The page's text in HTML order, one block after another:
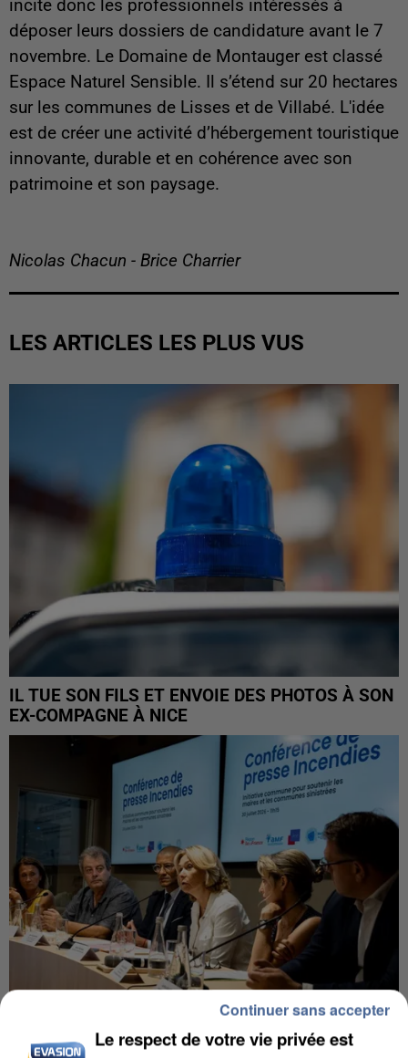
incite donc les professionnels intéressés à
déposer leurs dossiers de candidature avant le 7
novembre. Le Domaine de Montauger est classé
Espace Naturel Sensible. Il s’étend sur 20 hectares
sur les communes de Lisses et de Villabé. L'idée
est de créer une activité d’hébergement touristique
innovante, durable et en cohérence avec son
patrimoine et son paysage.
Nicolas Chacun - Brice Charrier
LES ARTICLES LES PLUS VUS
IL TUE SON FILS ET ENVOIE DES PHOTOS À SON
EX-COMPAGNE À NICE
INCENDIES : L’ÎLE-DE-FRANCE LANCE UN ÉLAN
Le respect de votre vie privée est
Continuer sans accepter